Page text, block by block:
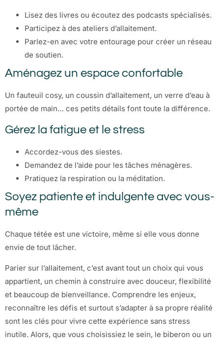
Lisez des livres ou écoutez des podcasts spécialisés.
Participez à des ateliers d’allaitement.
Parlez-en avec votre entourage pour créer un réseau
de soutien.
Aménagez un espace confortable
Un fauteuil cosy, un coussin d’allaitement, un verre d’eau à
portée de main… ces petits détails font toute la différence.
Gérez la fatigue et le stress
Accordez-vous des siestes.
Demandez de l’aide pour les tâches ménagères.
Pratiquez la respiration ou la méditation.
Soyez patiente et indulgente avec vous-
même
Chaque tétée est une victoire, même si elle vous donne
envie de tout lâcher.
Parier sur l’allaitement, c’est avant tout un choix qui vous
appartient, un chemin à construire avec douceur, flexibilité
et beaucoup de bienveillance. Comprendre les enjeux,
reconnaître les défis et surtout s’adapter à sa propre réalité
sont les clés pour vivre cette expérience sans stress
inutile. Alors, que vous choisissiez le sein, le biberon ou un